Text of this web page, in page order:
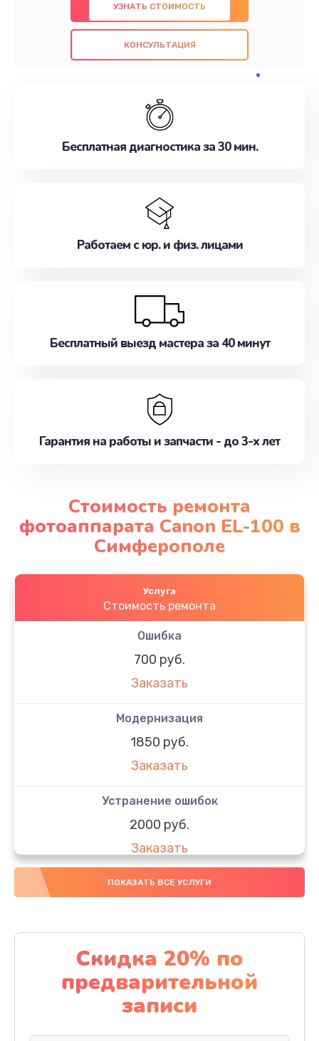
использованием оригинальных компонентов, а
также гарантируем качество всех
проведенных работ. Наша цель - предоставить
наилучшим образом. Не медлите записаться на
УЗНАТЬ СТОИМОСТЬ
КОНСУЛЬТАЦИЯ
Бесплатная диагностика за 30 мин.
Работаем с юр. и физ. лицами
Бесплатный выезд мастера за 40 минут
Гарантия на работы и запчасти - до 3-х лет
Стоимость ремонта
фотоаппарата Canon EL-100 в
Симферополе
Услуга
Стоимость ремонта
Ошибка
700 руб.
Заказать
Модернизация
1850 руб.
Заказать
Устранение ошибок
2000 руб.
Заказать
Ремонт после залития
Заказать
Ремонт электроплаты
1320 руб.
Заказать
ПОКАЗАТЬ ВСЕ УСЛУГИ
Скидка 20% по
предварительной
записи